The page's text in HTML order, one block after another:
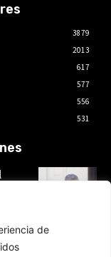
de
3879
2013
617
577
556
531